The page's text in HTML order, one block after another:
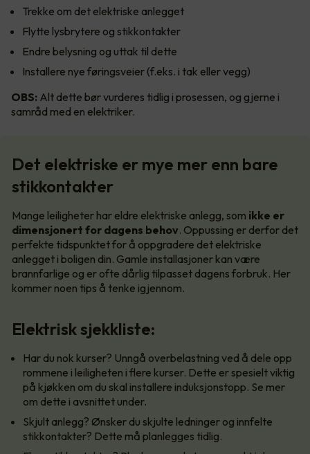
Trekke om det elektriske anlegget
Flytte lysbrytere og stikkontakter
Endre belysning og uttak til dette
Installere nye føringsveier (f.eks. i tak eller vegg)
OBS: Alt dette bør vurderes tidlig i prosessen, og gjerne i
samråd med en elektriker.
Det elektriske er mye mer enn bare
stikkontakter
Mange leiligheter har eldre elektriske anlegg, som ikke er
dimensjonert for dagens behov. Oppussing er derfor det
perfekte tidspunktet for å oppgradere det elektriske
anlegget i boligen din. Gamle installasjoner kan være
brannfarlige og er ofte dårlig tilpasset dagens forbruk. Her
kommer noen tips å tenke igjennom.
Elektrisk sjekkliste:
Har du nok kurser? Unngå overbelastning ved å dele opp
rommene i leiligheten i flere kurser. Dette er spesielt viktig
på kjøkken om du skal installere induksjonstopp. Se mer
om dette i avsnittet under.
Skjult anlegg? Ønsker du skjulte ledninger og innfelte
stikkontakter? Dette må planlegges tidlig.